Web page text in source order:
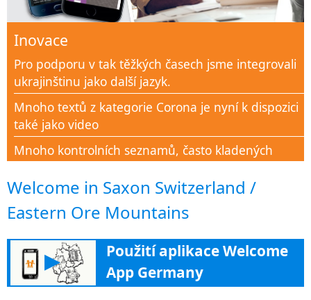
Inovace
Pro podporu v tak těžkých časech jsme integrovali
ukrajinštinu jako další jazyk.
Mnoho textů z kategorie Corona je nyní k dispozici
také jako video
Mnoho kontrolních seznamů, často kladených
Help
Nová kategorie Corona-Aid na podporu všech lidí v
Nová sekce "Vzdělávání" pomáhá s mnoha tipy,
adresami a informacemi v dalším vzdělávání, s
cílem najít cestu na německý trh práce
Welcome in Saxon Switzerland /
Eastern Ore Mountains
▶
Použití aplikace Welcome
App Germany